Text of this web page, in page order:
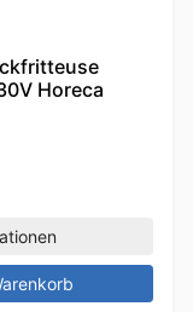
Horeca